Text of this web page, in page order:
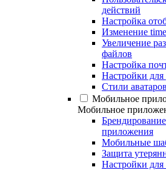
действий
Настройка
Изменение
Увеличение
файлов
Настройка
Настройки для
Стили
Мобильное
Мобильное
приложения
Мобильные
Защита
Настройки